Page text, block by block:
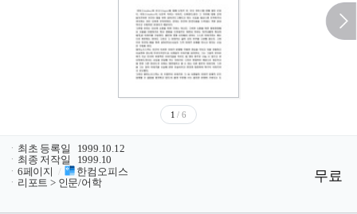
1 / 6
ㆍ 최초 등록일
1999.10.12
ㆍ 최종 저작일
1999.10
ㆍ 6페이지 /
한컴오피스
ㆍ 리포트 > 인문/어학 무료